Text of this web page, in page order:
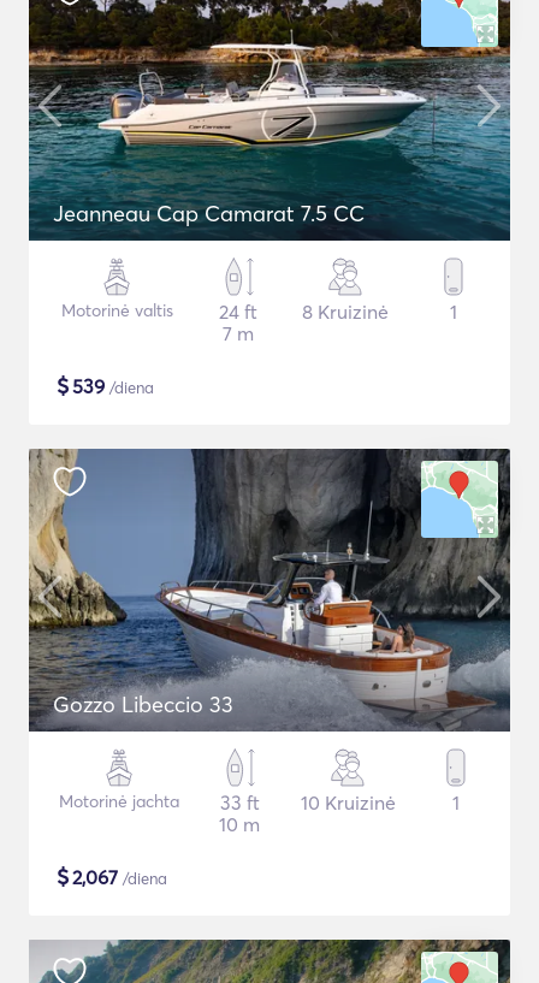
Jeanneau Cap Camarat 7.5 CC
Motorinė valtis
24 ft
7 m
8 Kruizinė 1
$539 /diena
Gozzo Libeccio 33
Motorinė jachta
33 ft
10 m
10 Kruizinė 1
$2,067 /diena